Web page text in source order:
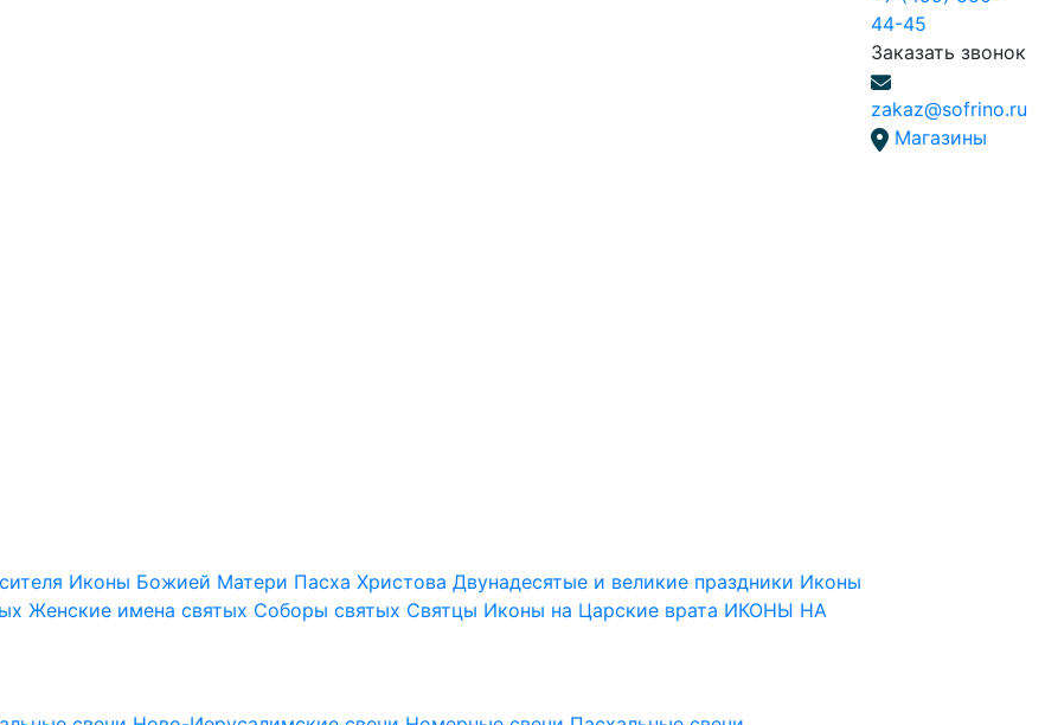
Иконы Божией Матери Пасха ХристоваДвунадесятые и великие праздники Иконы
Женские имена святых Соборы святых Святцы Иконы на Царские врата ИКОНЫ НА
44-45
Заказать звонок
zakaz@sofrino.ru
Магазины